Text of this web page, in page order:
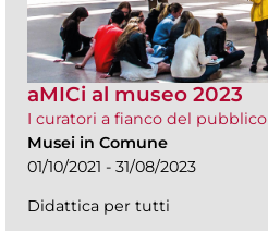
aMICi al museo 2023
I curatori a fianco del pubblico
Musei in Comune
01/10/2021 - 31/08/2023
Didattica per tutti